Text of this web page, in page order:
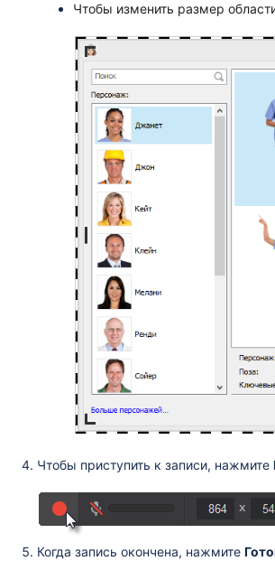
Чтобы изменить размер
Чтобы приступить к записи, нажмите
Когда запись окончена, нажмите